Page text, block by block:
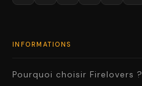
INFORMATIONS
Pourquoi choisir Firelovers ?